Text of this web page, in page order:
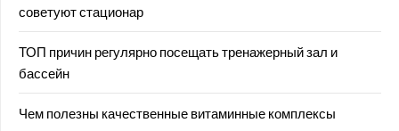
советуют стационар
ТОП причин регулярно посещать тренажерный зал и
бассейн
Чем полезны качественные витаминные комплексы